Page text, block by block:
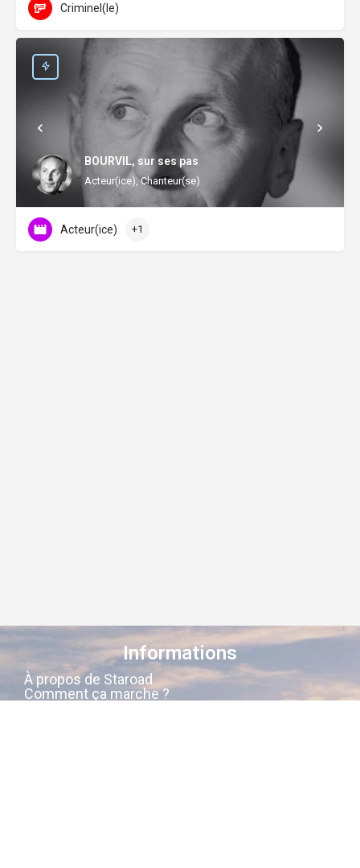
Criminel(le)
BOURVIL, sur ses pas
Acteur(ice), Chanteur(se)
Acteur(ice) +1
Informations
À propos de Staroad
Comment ça marche ?